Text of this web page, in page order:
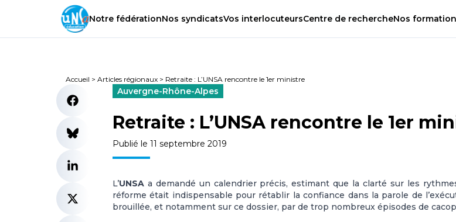
Notre fédérationNos syndicatsVos interlocuteursCentre de rechercheNos
Accueil > Articles régionaux > Retraite : L’UNSA rencontre le 1er ministre
Auvergne-Rhône-Alpes
Retraite : L’UNSA rencontre le 1er
Publié le 11 septembre 2019
L’UNSA a demandé un calendrier précis, estimant que la clarté sur les
réforme était indispensable pour rétablir la confiance dans la parole de
brouillée, et notamment sur ce dossier, par de trop nombreux épisodes de